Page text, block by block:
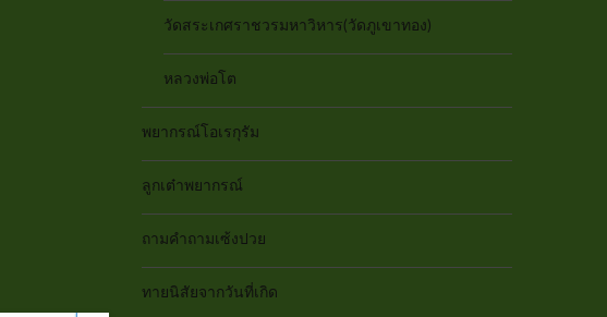
วัดสระเกศราชวรมหาวิหาร(วัดภูเขาทอง)
หลวงพ่อโต
พยากรณ์โอเรกุรัม
ลูกเต๋าพยากรณ์
ถามคำถามเซ้งปวย
ทายนิสัยจากวันที่เกิด